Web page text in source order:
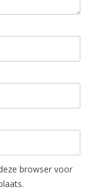
browser voor